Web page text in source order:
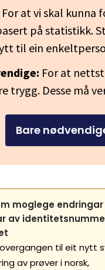
For at vi skal kunna
på statistikk.
til ein
For at
trygg. Desse må
Bare
moglege endringar
av
til eit nytt
av prøver i norsk,